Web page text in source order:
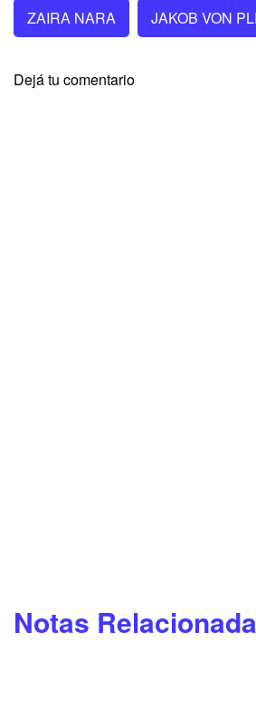
ZAIRA NARA
JAKOB VON
Dejá tu comentario
Notas